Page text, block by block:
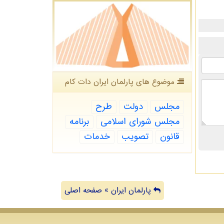
موضوع های پارلمان ایران دات كام
مجلس دولت
طرح
مجلس شورای اسلامی
برنامه
قانون
تصویب خدمات
پارلمان ایران » صفحه اصلی